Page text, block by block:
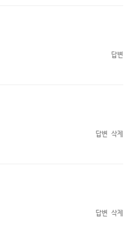
답변
답변 삭제
답변 삭제